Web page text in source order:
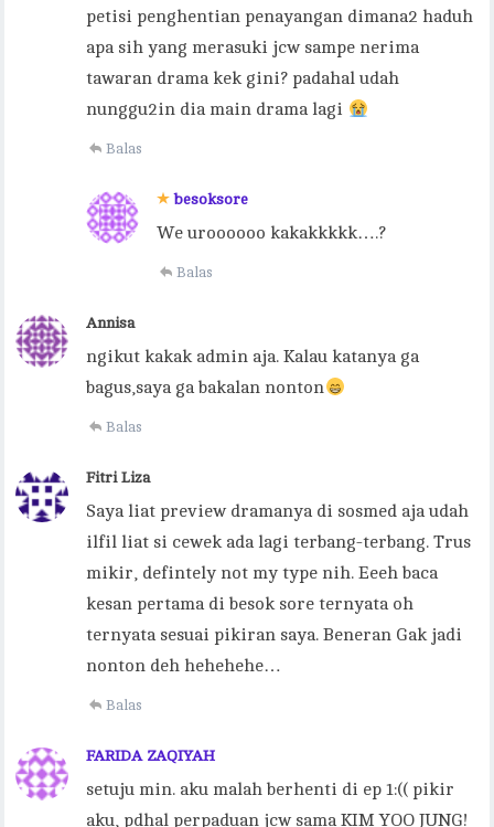
petisi penghentian penayangan dimana2 haduh
apa sih yang merasuki jcw sampe nerima
tawaran drama kek gini? padahal udah
nunggu2in dia main drama lagi
Balas
besoksore
We uroooooo kakakkkkk….?
Balas
Annisa
ngikut kakak admin aja. Kalau katanya ga
bagus,saya ga bakalan nonton
Balas
Fitri Liza
Saya liat preview dramanya di sosmed aja udah
ilfil liat si cewek ada lagi terbang-terbang. Trus
mikir, defintely not my type nih. Eeeh baca
kesan pertama di besok sore ternyata oh
ternyata sesuai pikiran saya. Beneran Gak jadi
nonton deh hehehehe…
Balas
FARIDA ZAQIYAH
setuju min. aku malah berhenti di ep 1:(( pikir
aku, pdhal perpaduan jcw sama KIM YOO JUNG!